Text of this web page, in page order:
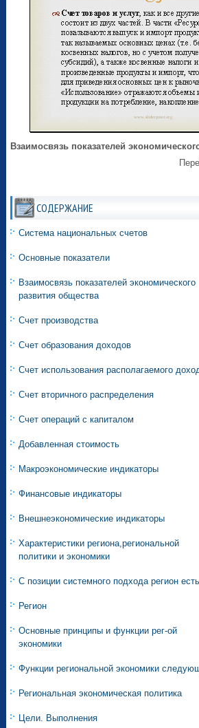
Взаимосвязь показателей
СОДЕРЖАНИЕ
Система национальных счетов
Основные показатели
Взаимосвязь показателей экономического
развития общества
Счет производства
Счет образования доходов
Счет использования располагаемого
Счет вторичного распределения
Счет операций с капиталом
Добавленная стоимость
Макроэкономические индикаторы
Финансовые индикаторы
Внешнеэкономические индикаторы
Характеристики региона,региональной
политики и экономики
С позиции системного подхода регион есть
Регион
Основные принципы и функции рег-ой
экономики
Функции региональной экономики
Региональная экономическая политика
Цели. Выполнения